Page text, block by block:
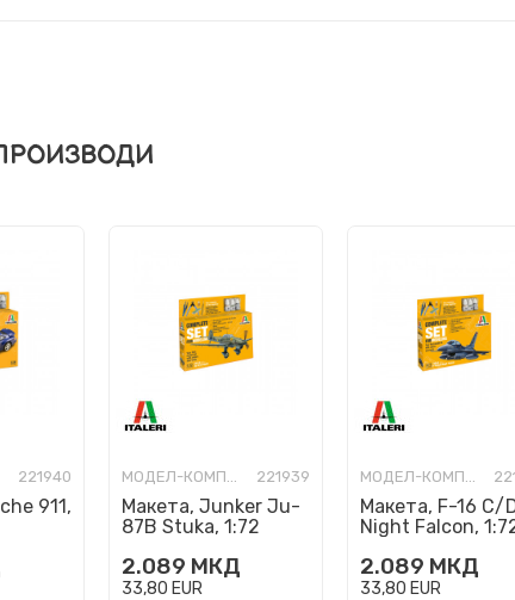
221940
911,
МОДЕЛ-КОМПЛЕТ 221939
Макета, Junker Ju-
87B Stuka, 1:72
2.089 МКД
33,80 EUR
МОДЕЛ-КОМПЛЕТ
Макета, F-16 C/
Night Falcon,
2.089 МКД
33,80 EUR